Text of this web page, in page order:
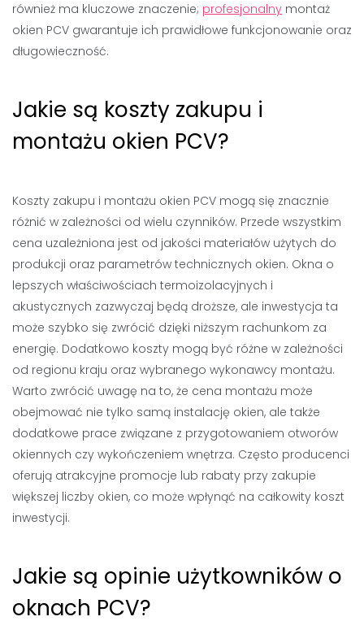
również ma kluczowe znaczenie; profesjonalny montaż
okien PCV gwarantuje ich prawidłowe funkcjonowanie oraz
długowieczność.
Jakie są koszty zakupu i
montażu okien PCV?
Koszty zakupu i montażu okien PCV mogą się znacznie
różnić w zależności od wielu czynników. Przede wszystkim
cena uzależniona jest od jakości materiałów użytych do
produkcji oraz parametrów technicznych okien. Okna o
lepszych właściwościach termoizolacyjnych i
akustycznych zazwyczaj będą droższe, ale inwestycja ta
może szybko się zwrócić dzięki niższym rachunkom za
energię. Dodatkowo koszty mogą być różne w zależności
od regionu kraju oraz wybranego wykonawcy montażu.
Warto zwrócić uwagę na to, że cena montażu może
obejmować nie tylko samą instalację okien, ale także
dodatkowe prace związane z przygotowaniem otworów
okiennych czy wykończeniem wnętrza. Często producenci
oferują atrakcyjne promocje lub rabaty przy zakupie
większej liczby okien, co może wpłynąć na całkowity koszt
inwestycji.
Jakie są opinie użytkowników o
oknach PCV?